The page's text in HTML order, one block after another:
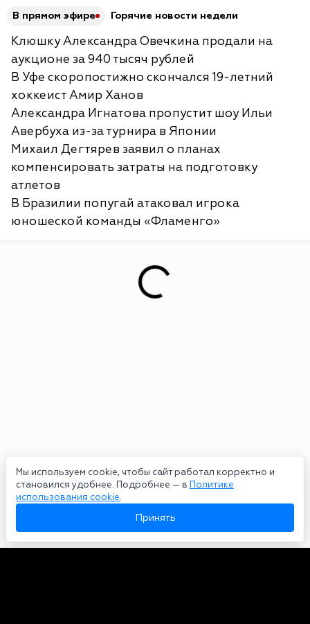
Мы используем cookie, чтобы сайт работал корректно и
становился удобнее. Подробнее — в Политике
использования cookie.
Принять
В прямом эфире Горячие новости недели
Клюшку Александра Овечкина продали на
аукционе за 940 тысяч рублей
В Уфе скоропостижно скончался 19-летний
хоккеист Амир Ханов
Александра Игнатова пропустит шоу Ильи
Авербуха из-за турнира в Японии
Михаил Дегтярев заявил о планах
компенсировать затраты на подготовку
атлетов
В Бразилии попугай атаковал игрока
юношеской команды «Фламенго»